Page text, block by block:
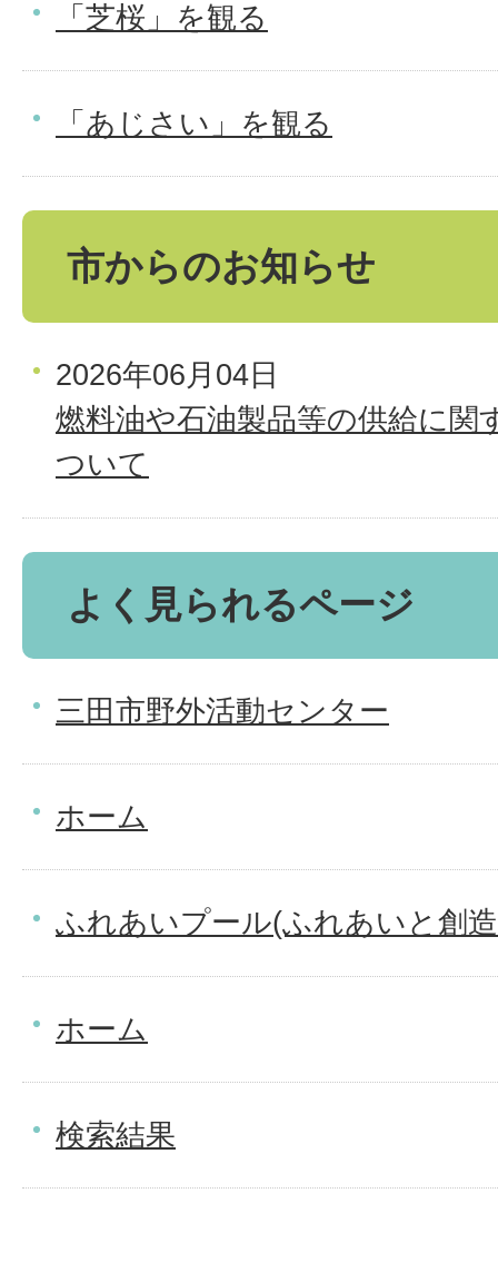
「芝桜」を観る
「あじさい」を観る
市からのお知らせ
2026年06月04日
燃料油や石油製品等の供給に関
ついて
よく見られるページ
三田市野外活動センター
ホーム
ふれあいプール(ふれあいと創
ホーム
検索結果